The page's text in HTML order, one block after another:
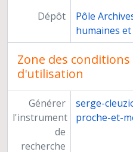
Dépôt
Pôle
humaines
Zone des conditions
d'utilisation
Générer
l'instrument
de
recherche
serge-
proche-et-